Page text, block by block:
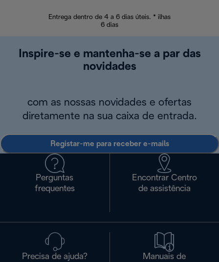
Entrega dentro de 4 a 6 dias úteis. * ilhas
6 dias
Inspire-se e mantenha-se a par das
novidades
com as nossas novidades e ofertas
diretamente na sua caixa de entrada.
Registar-me para receber e-mails
Perguntas
frequentes
Encontrar Centro
de assistência
Precisa de ajuda?
Manuais de